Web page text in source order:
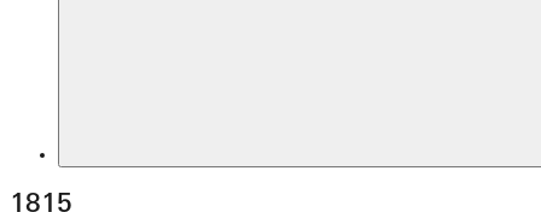
1815